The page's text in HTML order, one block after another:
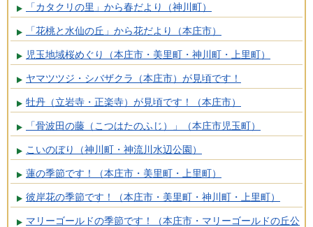
「カタクリの里」から春だより（神川町）
「花桃と水仙の丘」から花だより（本庄市）
児玉地域桜めぐり（本庄市・美里町・神川町・上里町）
ヤマツツジ・シバザクラ（本庄市）が見頃です！
牡丹（立岩寺・正楽寺）が見頃です！（本庄市）
「骨波田の藤（こつはたのふじ）」（本庄市児玉町）
こいのぼり（神川町・神流川水辺公園）
蓮の季節です！（本庄市・美里町・上里町）
彼岸花の季節です！（本庄市・美里町・神川町・上里町）
マリーゴールドの季節です！（本庄市・マリーゴールドの丘公